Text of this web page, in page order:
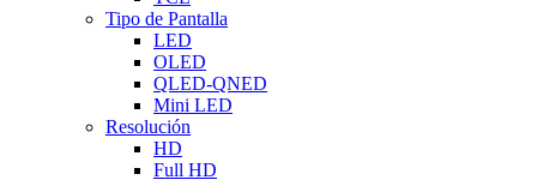
Tipo de Pantalla
LED
OLED
QLED-QNED
Mini LED
Resolución
HD
Full HD